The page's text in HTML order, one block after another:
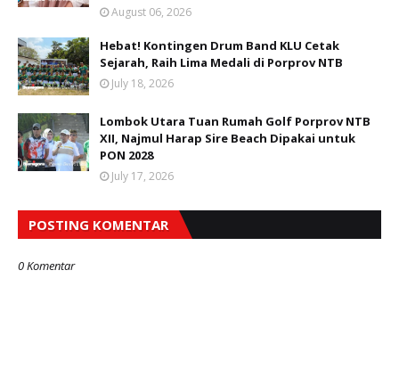
August 06, 2026
Hebat! Kontingen Drum Band KLU Cetak
Sejarah, Raih Lima Medali di Porprov NTB
July 18, 2026
Lombok Utara Tuan Rumah Golf Porprov NTB
XII, Najmul Harap Sire Beach Dipakai untuk
PON 2028
July 17, 2026
POSTING KOMENTAR
0 Komentar